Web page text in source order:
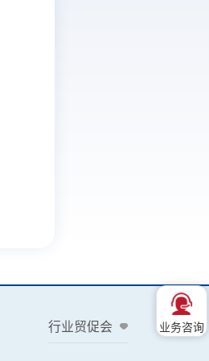
业务咨询
行业贸促会